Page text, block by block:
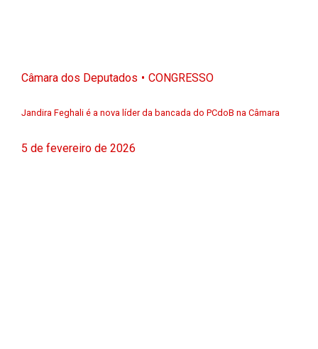
Câmara dos Deputados CONGRESSO
Jandira Feghali é a nova líder da bancada do PCdoB na Câmara
5 de fevereiro de 2026